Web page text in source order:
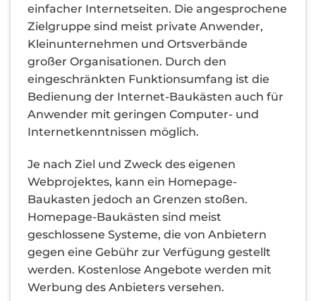
einfacher Internetseiten. Die angesprochene
Zielgruppe sind meist private Anwender,
Kleinunternehmen und Ortsverbände
großer Organisationen. Durch den
eingeschränkten Funktionsumfang ist die
Bedienung der Internet-Baukästen auch für
Anwender mit geringen Computer- und
Internetkenntnissen möglich.
Je nach Ziel und Zweck des eigenen
Webprojektes, kann ein Homepage-
Baukasten jedoch an Grenzen stoßen.
Homepage-Baukästen sind meist
geschlossene Systeme, die von Anbietern
gegen eine Gebühr zur Verfügung gestellt
werden. Kostenlose Angebote werden mit
Werbung des Anbieters versehen.